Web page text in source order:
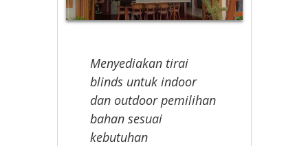
Menyediakan tirai
blinds untuk indoor
dan outdoor pemilihan
bahan sesuai
kebutuhan